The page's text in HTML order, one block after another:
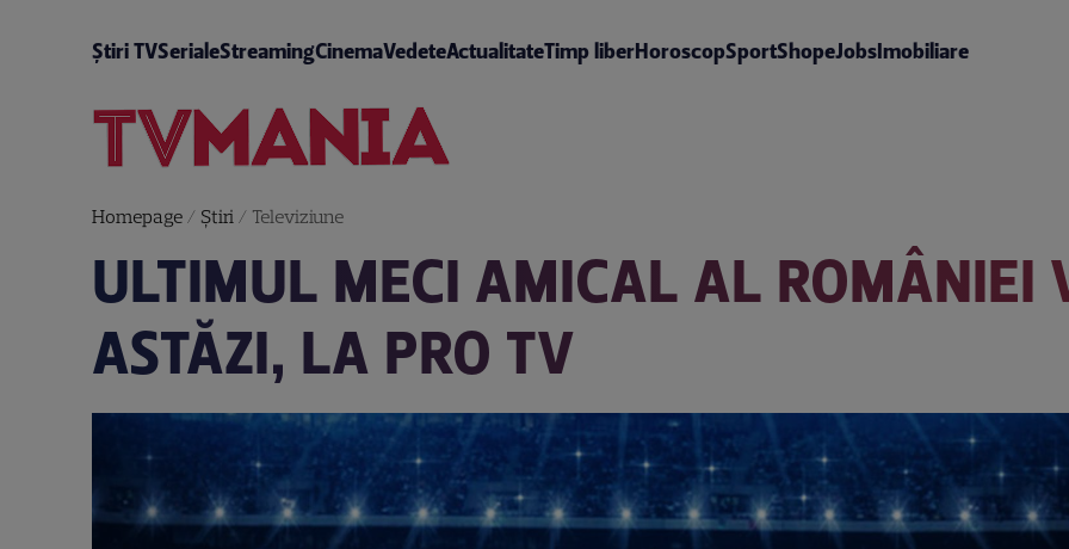
Știri TVSerialeStreamingCinemaVedeteActualitateTimp liberHoroscopSportShopeJobsImobiliare
Homepage/ Știri/ Televiziune
ULTIMUL MECI AMICAL AL ROMÂNIEI
ASTĂZI, LA PRO TV